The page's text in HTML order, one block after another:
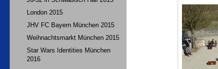
London 2015
JHV FC Bayern München 2015
Weihnachtsmarkt München 2015
Star Wars Identities München
2016